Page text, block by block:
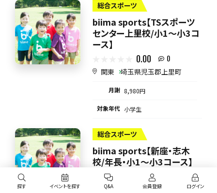
総合スポーツ
biima sports【TSスポーツ
センター上里校/小1〜小3コ
ース】
0.00 0
関東 埼玉県児玉郡上里町
月謝 8,980円
対象年代 小学生
総合スポーツ
biima sports【新座・志木
校/年長・小1〜小3コース】
0.00
関東 埼玉県入間郡三芳町
探す イベントを探す Q&A 会員登録 ログイン